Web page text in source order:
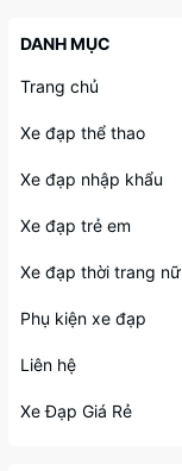
DANH MỤC
Trang chủ
Xe đạp thể thao
Xe đạp nhập khẩu
Xe đạp trẻ em
Xe đạp thời trang nữ
Phụ kiện xe đạp
Liên hệ
Xe Đạp Giá Rẻ